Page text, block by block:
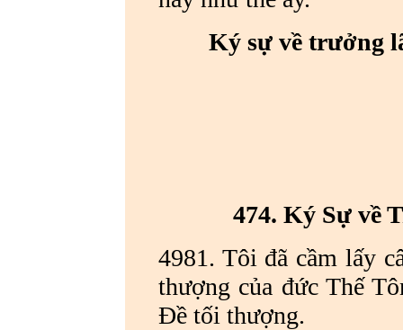
Ký sự về trưởng
474. Ký Sự về
4981. Tôi đã cầm lấy
thượng của đức Thế
Đề tối thượng.